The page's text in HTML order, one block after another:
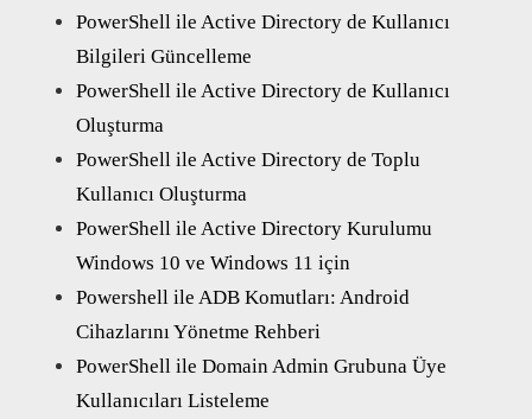
PowerShell ile Active Directory de Kullanıcı
Bilgileri Güncelleme
PowerShell ile Active Directory de Kullanıcı
Oluşturma
PowerShell ile Active Directory de Toplu
Kullanıcı Oluşturma
PowerShell ile Active Directory Kurulumu
Windows 10 ve Windows 11 için
Powershell ile ADB Komutları: Android
Cihazlarını Yönetme Rehberi
PowerShell ile Domain Admin Grubuna Üye
Kullanıcıları Listeleme